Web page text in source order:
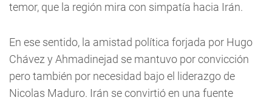
temor, que la región mira con simpatía hacia Irán.
En ese sentido, la amistad política forjada por Hugo
Chávez y Ahmadinejad se mantuvo por convicción
pero también por necesidad bajo el liderazgo de
Nicolas Maduro. Irán se convirtió en una fuente